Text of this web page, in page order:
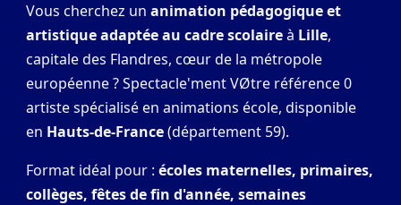
Vous cherchez un animation pédagogique et
artistique adaptée au cadre scolaireà Lille,
capitale des Flandres, cœur de la métropole
européenne ? Spectacle'ment VØtre référence 0
artiste spécialisé en animations école, disponible
en Hauts-de-France(département 59).
Format idéal pour : écoles maternelles, primaires,
collèges, fêtes de fin d'année, semaines